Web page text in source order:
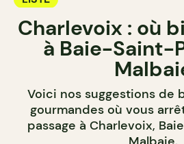
Charlevoix : où
à Baie-Saint-
Voici nos suggestions de
gourmandes où vous
passage à Charlevoix,